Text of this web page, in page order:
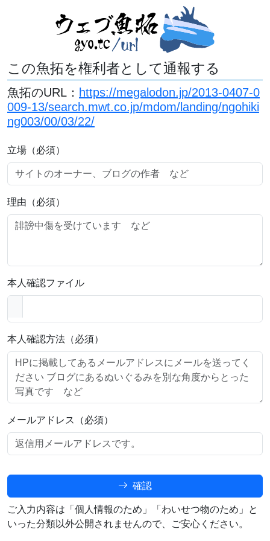
この魚拓を権利者として通報する
魚拓のURL： https://megalodon.jp/2013-0407-0
009-13/search.mwt.co.jp/mdom/landing/ngohiki
ng003/00/03/22/
立場（必須）
理由（必須）
本人確認ファイル
本人確認方法（必須）
メールアドレス（必須）
確認
ご入力内容は「個人情報のため」「わいせつ物のため」と
いった分類以外公開されませんので、ご安心ください。